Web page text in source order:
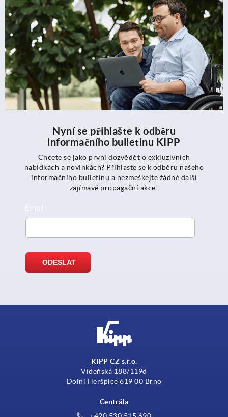
Nyní se přihlašte k odběru
informačního bulletinu KIPP
Chcete se jako první dozvědět o exkluzivních
nabídkách a novinkách? Přihlaste se k odběru našeho
informačního bulletinu a nezmeškejte žádné další
zajímavé propagační akce!
KIPP CZ s.r.o.
Vídeňská 188/119d
Dolní Heršpice 619 00 Brno
Centrála